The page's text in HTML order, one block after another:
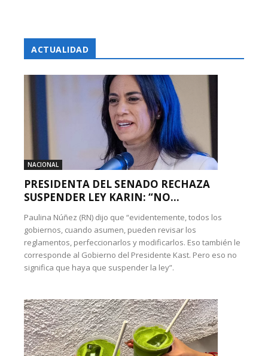
ACTUALIDAD
NACIONAL
PRESIDENTA DEL SENADO RECHAZA
SUSPENDER LEY KARIN: “NO...
Paulina Núñez (RN) dijo que “evidentemente, todos los
gobiernos, cuando asumen, pueden revisar los
reglamentos, perfeccionarlos y modificarlos. Eso también le
corresponde al Gobierno del Presidente Kast. Pero eso no
significa que haya que suspender la ley”.